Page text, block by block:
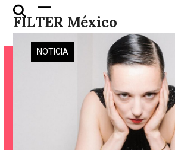
Skip
content
FILTER México
Open
mobile
menu
Close
mobile
menu
NOTICIA